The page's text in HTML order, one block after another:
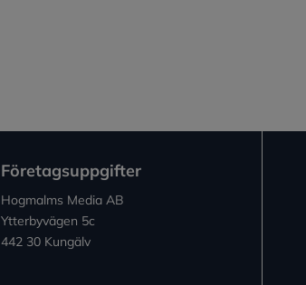
Företagsuppgifter
Hogmalms Media AB
Ytterbyvägen 5c
442 30 Kungälv